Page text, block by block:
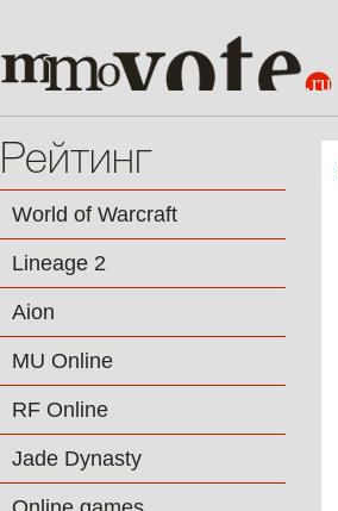
Рейтинг
World of Warcraft
Lineage 2
Aion
MU Online
RF Online
Jade Dynasty